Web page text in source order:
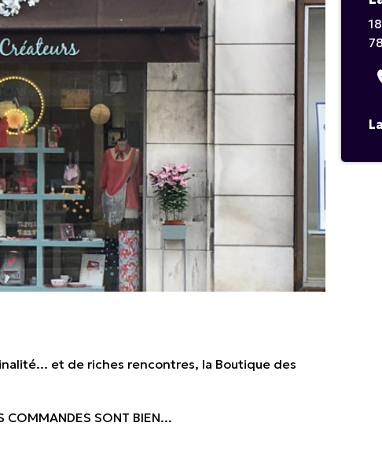
et de riches rencontres, la Boutique des
COMMANDES SONT BIEN...